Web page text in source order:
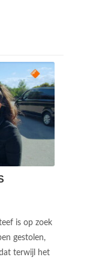
is op zoek
gestolen,
terwijl het